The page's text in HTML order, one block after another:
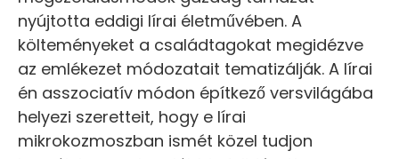
nyújtotta eddigi lírai életművében. A
költeményeket a családtagokat megidézve
az emlékezet módozatait tematizálják. A lírai
én asszociatív módon építkező versvilágába
helyezi szeretteit, hogy e lírai
mikrokozmoszban ismét közel tudjon